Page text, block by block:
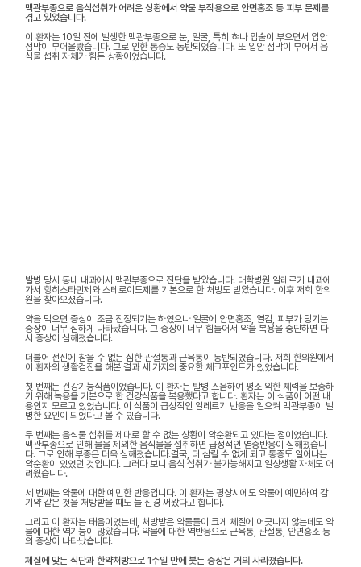
맥관부종으로 음식섭취가 어려운 상황에서 약물 부작용으로 안면홍조 등 피부 문제를
겪고 있었습니다.
이 환자는 10일 전에 발생한 맥관부종으로 눈, 얼굴, 특히 혀나 입술이 부으면서 입안
점막이 부어올랐습니다. 그로 인한 통증도 동반되었습니다. 또 입안 점막이 부어서 음
식물 섭취 자체가 힘든 상황이었습니다.
발병 당시 동네 내과에서 맥관부종으로 진단을 받았습니다. 대학병원 알레르기 내과에
가서 항히스타민제와 스테로이드제를 기본으로 한 처방도 받았습니다. 이후 저희 한의
원을 찾아오셨습니다.
약을 먹으면 증상이 조금 진정되기는 하였으나 얼굴에 안면홍조, 열감, 피부가 당기는
증상이 너무 심하게 나타났습니다. 그 증상이 너무 힘들어서 약물 복용을 중단하면 다
시 증상이 심해졌습니다.
더불어 전신에 참을 수 없는 심한 관절통과 근육통이 동반되었습니다. 저희 한의원에서
이 환자의 생활검진을 해본 결과 세 가지의 중요한 체크포인트가 있었습니다.
첫 번째는 건강기능식품이었습니다. 이 환자는 발병 즈음하여 평소 약한 체력을 보충하
기 위해 녹용을 기본으로 한 건강식품을 복용했다고 합니다. 환자는 이 식품이 어떤 내
용인지 모르고 있었습니다. 이 식품이 급성적인 알레르기 반응을 일으켜 맥관부종이 발
병한 요인이 되었다고 볼 수 있습니다.
두 번째는 음식물 섭취를 제대로 할 수 없는 상황이 악순환되고 있다는 점이었습니다.
맥관부종으로 인해 물을 제외한 음식물을 섭취하면 급성적인 염증반응이 심해졌습니
다. 그로 인해 부종은 더욱 심해졌습니다.결국, 더 삼킬 수 없게 되고 통증도 일어나는
악순환이 있었던 것입니다. 그러다 보니 음식 섭취가 불가능해지고 일상생활 자체도 어
려웠습니다.
세 번째는 약물에 대한 예민한 반응입니다. 이 환자는 평상시에도 약물에 예민하여 감
기약 같은 것을 처방받을 때도 늘 신경 써왔다고 합니다.
그리고 이 환자는 태음이었는데, 처방받은 약물들이 크게 체질에 어긋나지 않는데도 약
물에 대한 역기능이 많았습니다. 약물에 대한 역반응으로 근육통, 관절통, 안면홍조 등
의 증상이 나타났습니다.
체질에 맞는 식단과 한약처방으로 1주일 만에 붓는 증상은 거의 사라졌습니다.